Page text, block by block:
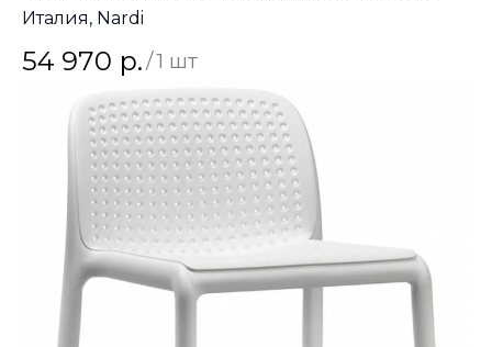
Италия, Nardi
54 970 р./1 шт
8 (800) 222-43-70
ПН-СБ: с 09:00 до 17:00
КАТАЛОГ
ФАБРИКИ
КОНТАКТЫ